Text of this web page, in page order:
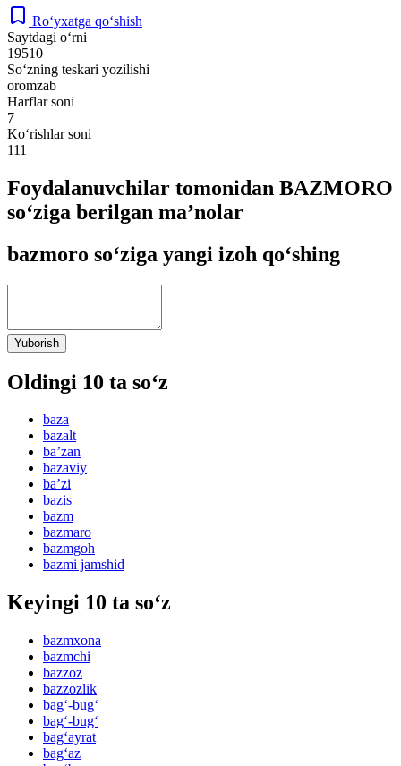
Ro‘yxatga qo‘shish
Saytdagi o‘rni
19510
So‘zning teskari yozilishi
oromzab
Harflar soni
7
Ko‘rishlar soni
111
Foydalanuvchilar tomonidan BAZMORO
so‘ziga berilgan ma’nolar
bazmoro so‘ziga yangi izoh qo‘shing
Yuborish
Oldingi 10 ta so‘z
baza
bazalt
baʼzan
bazaviy
baʼzi
bazis
bazm
bazmaro
bazmgoh
bazmi jamshid
Keyingi 10 ta so‘z
bazmxona
bazmchi
bazzoz
bazzozlik
bag‘-bug‘
bag‘-bug‘
bag‘ayrat
bag‘az